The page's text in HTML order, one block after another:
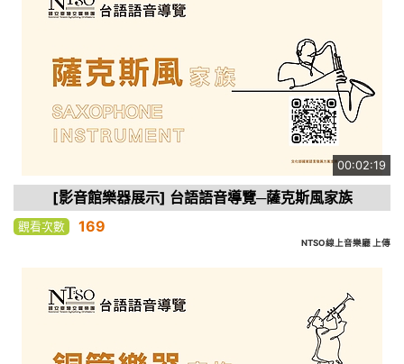
00:02:19
[影音館樂器展示] 台語語音導覽─薩克斯風家族
觀看次數 169
NTSO線上音樂廳 上傳